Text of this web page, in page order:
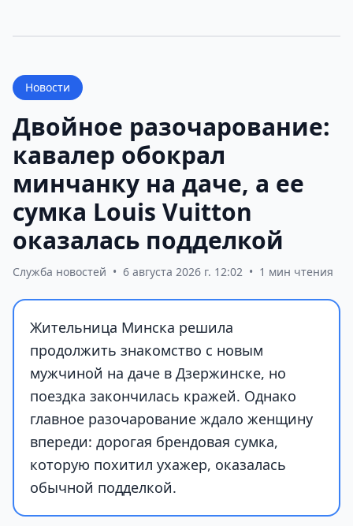
Новости
Двойное разочарование:
кавалер обокрал
минчанку на даче, а ее
сумка Louis Vuitton
оказалась подделкой
Служба новостей • 6 августа 2026 г. 12:02 • 1 мин чтения
Жительница Минска решила
продолжить знакомство с новым
мужчиной на даче в Дзержинске, но
поездка закончилась кражей. Однако
главное разочарование ждало женщину
впереди: дорогая брендовая сумка,
которую похитил ухажер, оказалась
обычной подделкой.